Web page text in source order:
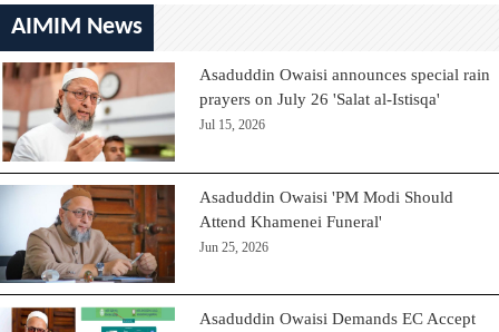
AIMIM News
Asaduddin Owaisi announces special rain
prayers on July 26 'Salat al-Istisqa'
Jul 15, 2026
Asaduddin Owaisi 'PM Modi Should
Attend Khamenei Funeral'
Jun 25, 2026
Asaduddin Owaisi Demands EC Accept